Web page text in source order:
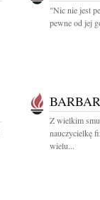
"Nic nie jest
pewne od jej
Z wielkim
nauczycielkę
wielu...